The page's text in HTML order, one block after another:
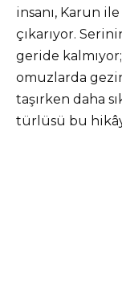
insanı, Karun
çıkarıyor.
geride
omuzlarda
taşırken daha
türlüsü bu